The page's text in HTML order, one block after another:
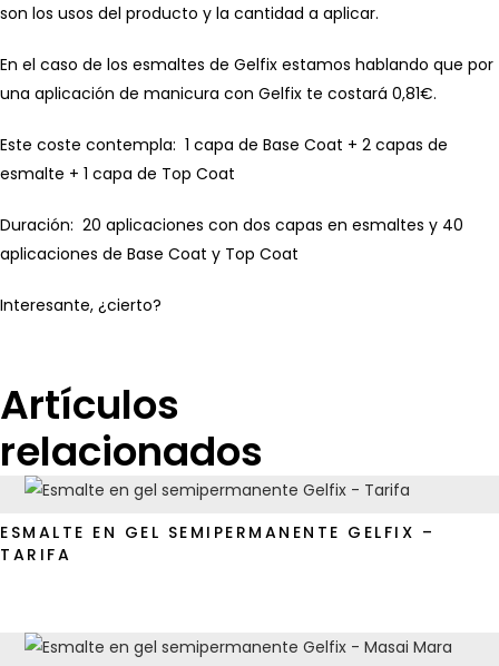
son los usos del producto y la cantidad a aplicar.
En el caso de los esmaltes de Gelfix estamos hablando que por
una aplicación de manicura con Gelfix te costará 0,81€.
Este coste contempla: 1 capa de Base Coat + 2 capas de
esmalte + 1 capa de Top Coat
Duración: 20 aplicaciones con dos capas en esmaltes y 40
aplicaciones de Base Coat y Top Coat
Interesante, ¿cierto?
Artículos
relacionados
ESMALTE EN GEL SEMIPERMANENTE GELFIX –
TARIFA